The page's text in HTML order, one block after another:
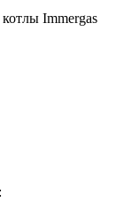
Immergas